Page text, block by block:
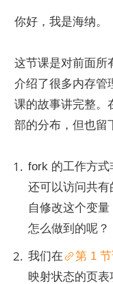
你好，我是海纳。
这节课是对前面所
介绍了很多内存管
课的故事讲完整。
部的分布，但也留
fork 的工作方式
还可以访问共
自修改这个变
怎么做到的呢？
我们在 第 1
映射状态的页